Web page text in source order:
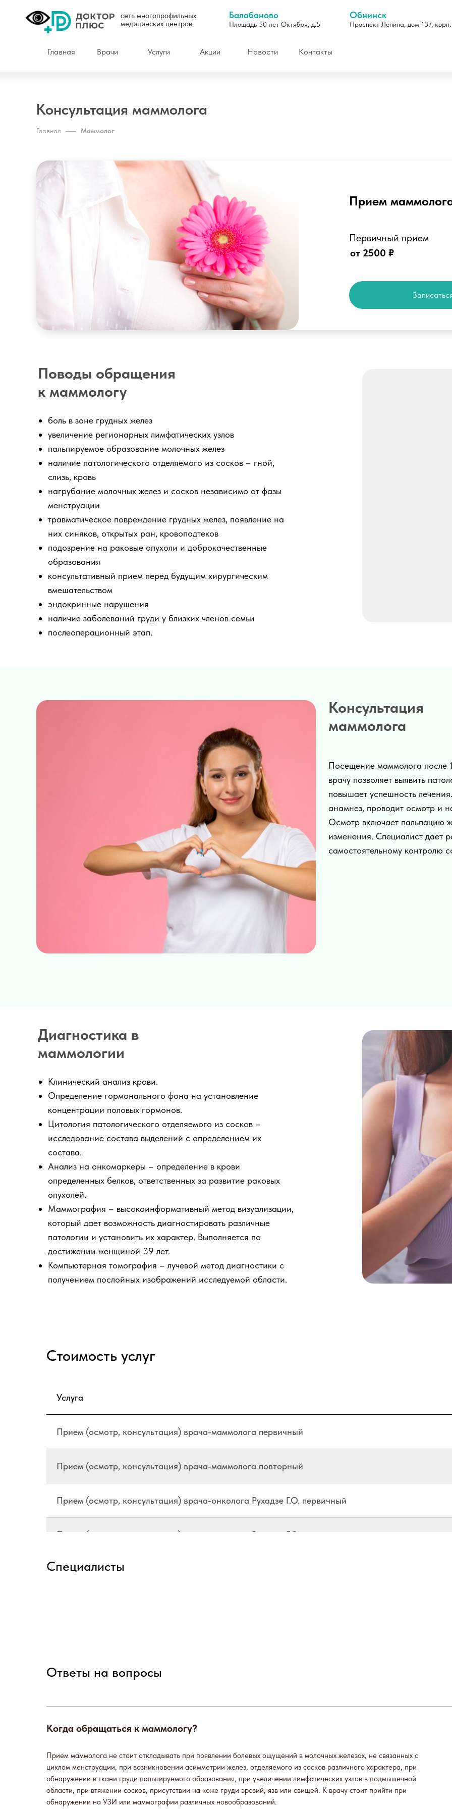
сеть многопрофильных
медицинских центров
Главная Врачи Услуги Акции Новости Контакты
Балабаново
Площадь 50 лет Октября, д.5
Обнинск
Проспект Ленина, дом 137,
Консультация маммолога
Главная Маммолог
Прием
Первичный прием
от 2500 ₽
Поводы обращения
к маммологу
боль в зоне грудных желез
увеличение регионарных лимфатических узлов
пальпируемое образование молочных желез
наличие патологического отделяемого из сосков – гной,
слизь, кровь
нагрубание молочных желез и сосков независимо от фазы
менструации
травматическое повреждение грудных желез, появление на
них синяков, открытых ран, кровоподтеков
подозрение на раковые опухоли и доброкачественные
образования
консультативный прием перед будущим хирургическим
вмешательством
эндокринные нарушения
наличие заболеваний груди у близких членов семьи
послеоперационный этап.
Консультация
маммолога
Посещение маммолога после
врачу позволяет выявить
повышает успешность
анамнез, проводит осмотр и
Осмотр включает пальпацию
изменения. Специалист дает
самостоятельному контролю
Диагностика в
маммологии
Клинический анализ крови.
Определение гормонального фона на установление
концентрации половых гормонов.
Цитология патологического отделяемого из сосков –
исследование состава выделений с определением их
состава.
Анализ на онкомаркеры – определение в крови
определенных белков, ответственных за развитие раковых
опухолей.
Маммография – высокоинформативный метод визуализации,
который дает возможность диагностировать различные
патологии и установить их характер. Выполняется по
достижении женщиной 39 лет.
Компьютерная томография – лучевой метод диагностики с
получением послойных изображений исследуемой области.
Стоимость услуг
Услуга
Прием (осмотр, консультация) врача-маммолога первичный
Прием (осмотр, консультация) врача-маммолога повторный
Прием (осмотр, консультация) врача-онколога Рухадзе Г.О. первичный
Прием (осмотр, консультация) врача-онколога Рухадзе Г.О. повторный
Специалисты
Ответы на вопросы
Когда обращаться к маммологу?
Прием маммолога не стоит откладывать при появлении болевых ощущений в молочных железах, не связанных с
циклом менструации, при возникновении асимметрии желез, отделяемого из сосков различного характера, при
обнаружении в ткани груди пальпируемого образования, при увеличении лимфатических узлов в подмышечной
области, при втяжении сосков, присутствии на коже груди эрозий, язв или свищей. К врачу стоит прийти при
обнаружении на УЗИ или маммографии различных новообразований.